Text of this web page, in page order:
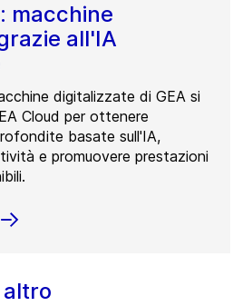
macchine
all'IA
digitalizzate di GEA si
Cloud per ottenere
basate sull'IA,
e promuovere prestazioni